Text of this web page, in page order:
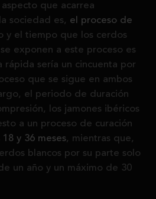
que acarrea
sociedad es, el proceso de
y el tiempo que los cerdos
exponen a este proceso es
rápida sería un cincuenta por
que se sigue en ambos
el periodo de duración
los jamones ibéricos
a un proceso de curación
18 y 36 meses, mientras que,
blancos por su parte solo
un año y un máximo de 30